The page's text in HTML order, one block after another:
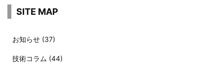
SITE MAP
お知らせ (37)
技術コラム (44)